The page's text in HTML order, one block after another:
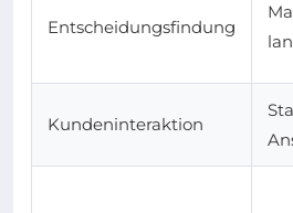
Entscheidungsfindung
Kundeninteraktion